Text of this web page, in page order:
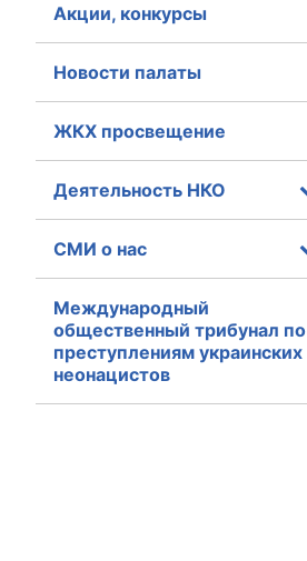
Акции, конкурсы
Новости палаты
ЖКХ просвещение
Деятельность НКО
СМИ о нас
Международный
общественный трибунал по
преступлениям украинских
неонацистов